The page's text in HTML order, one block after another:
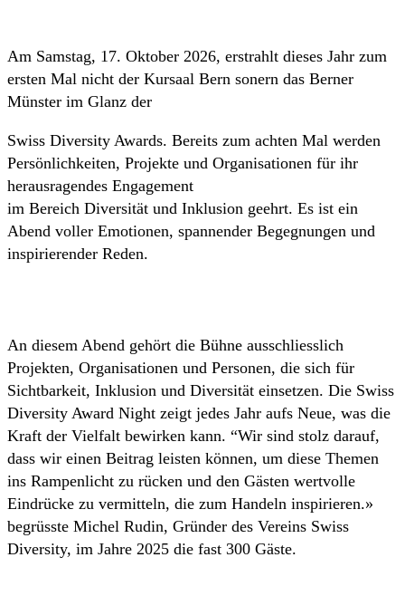
Am Samstag, 17. Oktober 2026, erstrahlt dieses Jahr zum
ersten Mal nicht der Kursaal Bern sonern das Berner
Münster im Glanz der
Swiss Diversity Awards. Bereits zum achten Mal werden
Persönlichkeiten, Projekte und Organisationen für ihr
herausragendes Engagement
im Bereich Diversität und Inklusion geehrt. Es ist ein
Abend voller Emotionen, spannender Begegnungen und
inspirierender Reden.
An diesem Abend gehört die Bühne ausschliesslich
Projekten, Organisationen und Personen, die sich für
Sichtbarkeit, Inklusion und Diversität einsetzen. Die Swiss
Diversity Award Night zeigt jedes Jahr aufs Neue, was die
Kraft der Vielfalt bewirken kann. “Wir sind stolz darauf,
dass wir einen Beitrag leisten können, um diese Themen
ins Rampenlicht zu rücken und den Gästen wertvolle
Eindrücke zu vermitteln, die zum Handeln inspirieren.»
begrüsste Michel Rudin, Gründer des Vereins Swiss
Diversity, im Jahre 2025 die fast 300 Gäste.